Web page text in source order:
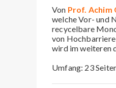
Von Prof. Achim
welche Vor- und
recycelbare
von
wird im weiteren
Umfang: 23